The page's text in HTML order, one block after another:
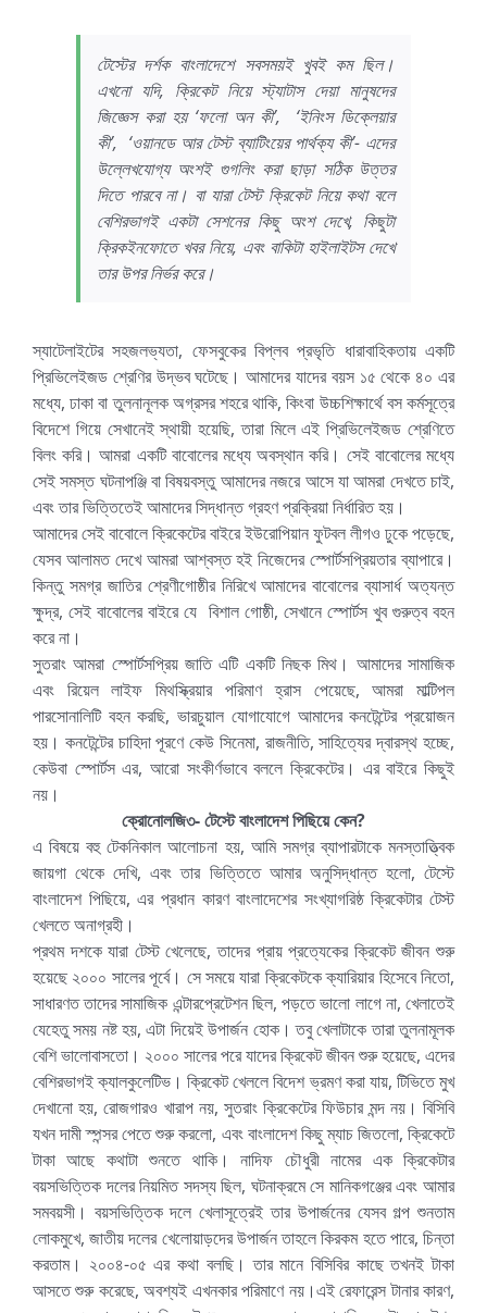
টেস্টের দর্শক বাংলাদেশে সবসময়ই খুবই কম ছিল।
এখনো যদি, ক্রিকেট নিয়ে স্ট্যাটাস দেয়া মানুষদের
জিজ্ঞেস করা হয় ‘ফলো অন কী’, ‘ইনিংস ডিক্লেয়ার
কী’, ‘ওয়ানডে আর টেস্ট ব্যাটিংয়ের পার্থক্য কী’- এদের
উল্লেখযোগ্য অংশই গুগলিং করা ছাড়া সঠিক উত্তর
দিতে পারবে না। বা যারা টেস্ট ক্রিকেট নিয়ে কথা বলে
বেশিরভাগই একটা সেশনের কিছু অংশ দেখে, কিছুটা
ক্রিকইনফোতে খবর নিয়ে, এবং বাকিটা হাইলাইটস দেখে
তার উপর নির্ভর করে।
স্যাটেলাইটের সহজলভ্যতা, ফেসবুকের বিপ্লব প্রভৃতি ধারাবাহিকতায় একটি
প্রিভিলেইজড শ্রেণির উদ্ভব ঘটেছে। আমাদের যাদের বয়স ১৫ থেকে ৪০ এর
মধ্যে, ঢাকা বা তুলনানূলক অগ্রসর শহরে থাকি, কিংবা উচ্চশিক্ষার্থে বস কর্মসূত্রে
বিদেশে গিয়ে সেখানেই স্থায়ী হয়েছি, তারা মিলে এই প্রিভিলেইজড শ্রেণিতে
বিলং করি। আমরা একটি বাবোলের মধ্যে অবস্থান করি। সেই বাবোলের মধ্যে
সেই সমস্ত ঘটনাপঞ্জি বা বিষয়বস্তু আমাদের নজরে আসে যা আমরা দেখতে চাই,
এবং তার ভিত্তিতেই আমাদের সিদ্ধান্ত গ্রহণ প্রক্রিয়া নির্ধারিত হয়।
আমাদের সেই বাবোলে ক্রিকেটের বাইরে ইউরোপিয়ান ফুটবল লীগও ঢুকে পড়েছে,
যেসব আলামত দেখে আমরা আশ্বস্ত হই নিজেদের স্পোর্টসপ্রিয়তার ব্যাপারে।
কিন্তু সমগ্র জাতির শ্রেণীগোষ্ঠীর নিরিখে আমাদের বাবোলের ব্যাসার্ধ অত্যন্ত
ক্ষুদ্র, সেই বাবোলের বাইরে যে বিশাল গোষ্ঠী, সেখানে স্পোর্টস খুব গুরুত্ব বহন
করে না।
সুতরাং আমরা স্পোর্টসপ্রিয় জাতি এটি একটি নিছক মিথ। আমাদের সামাজিক
এবং রিয়েল লাইফ মিথস্ক্রিয়ার পরিমাণ হ্রাস পেয়েছে, আমরা মাল্টিপল
পারসোনালিটি বহন করছি, ভারচুয়াল যোগাযোগে আমাদের কনটেন্টের প্রয়োজন
হয়। কনটেন্টের চাহিদা পূরণে কেউ সিনেমা, রাজনীতি, সাহিত্যের দ্বারস্থ হচ্ছে,
কেউবা স্পোর্টস এর, আরো সংকীর্ণভাবে বললে ক্রিকেটের। এর বাইরে কিছুই
নয়।
ক্রোনোলজি৩- টেস্টে বাংলাদেশ পিছিয়ে কেন?
এ বিষয়ে বহু টেকনিকাল আলোচনা হয়, আমি সমগ্র ব্যাপারটাকে মনস্তাত্ত্বিক
জায়গা থেকে দেখি, এবং তার ভিত্তিতে আমার অনুসিদ্ধান্ত হলো, টেস্টে
বাংলাদেশ পিছিয়ে, এর প্রধান কারণ বাংলাদেশের সংখ্যাগরিষ্ঠ ক্রিকেটার টেস্ট
খেলতে অনাগ্রহী।
প্রথম দশকে যারা টেস্ট খেলেছে, তাদের প্রায় প্রত্যেকের ক্রিকেট জীবন শুরু
হয়েছে ২০০০ সালের পূর্বে। সে সময়ে যারা ক্রিকেটকে ক্যারিয়ার হিসেবে নিতো,
সাধারণত তাদের সামাজিক এন্টারপ্রেটেশন ছিল, পড়তে ভালো লাগে না, খেলাতেই
যেহেতু সময় নষ্ট হয়, এটা দিয়েই উপার্জন হোক। তবু খেলাটাকে তারা তুলনামূলক
বেশি ভালোবাসতো। ২০০০ সালের পরে যাদের ক্রিকেট জীবন শুরু হয়েছে, এদের
বেশিরভাগই ক্যালকুলেটিভ। ক্রিকেট খেললে বিদেশ ভ্রমণ করা যায়, টিভিতে মুখ
দেখানো হয়, রোজগারও খারাপ নয়, সুতরাং ক্রিকেটের ফিউচার মন্দ নয়। বিসিবি
যখন দামী স্পন্সর পেতে শুরু করলো, এবং বাংলাদেশ কিছু ম্যাচ জিতলো, ক্রিকেটে
টাকা আছে কথাটা শুনতে থাকি। নাদিফ চৌধুরী নামের এক ক্রিকেটার
বয়সভিত্তিক দলের নিয়মিত সদস্য ছিল, ঘটনাক্রমে সে মানিকগঞ্জের এবং আমার
সমবয়সী। বয়সভিত্তিক দলে খেলাসূত্রেই তার উপার্জনের যেসব গল্প শুনতাম
লোকমুখে, জাতীয় দলের খেলোয়াড়দের উপার্জন তাহলে কিরকম হতে পারে, চিন্তা
করতাম। ২০০৪-০৫ এর কথা বলছি। তার মানে বিসিবির কাছে তখনই টাকা
আসতে শুরু করেছে, অবশ্যই এখনকার পরিমাণে নয়।এই রেফারেন্স টানার কারণ,